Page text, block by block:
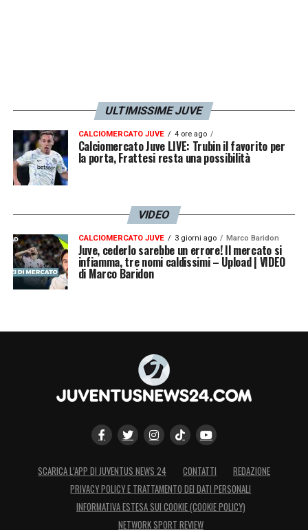
ULTIMISSIME JUVE
CALCIOMERCATO JUVE 4 ore ago
Calciomercato Juve LIVE: Trubin il favorito per
la porta, Frattesi resta una possibilità
VIDEO
CALCIOMERCATO JUVE 3 giorni ago Marco Baridon
Juve, cederlo sarebbe un errore! Il mercato si
infiamma, tre nomi caldissimi – Upload | VIDEO
di Marco Baridon
SCARICA L’APP DI JUVENTUS NEWS 24 CONTATTI
REDAZIONE
PRIVACY POLICY E TRATTAMENTO DEI DATI PERSONALI
INFORMATIVA ESTESA SUI COOKIE (COOKIE POLICY)
NETWORK SPORT REVIEW